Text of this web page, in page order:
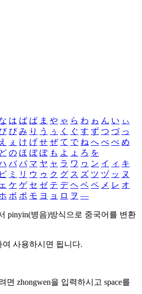
は ば ぱ ま や ゃ ら わ ゎ ん い ぃ
ぴ み り う ぅ く ぐ す ず つ づ っ
え ぇ け げ せ ぜ て で ね へ べ ぺ め
ど の ほ ぼ ぽ も よ ょ ろ を
バ パ マ ヤ ャ ラ ワ ヮ ン イ ィ キ
ピ ミ リ ウ ゥ ク グ ス ズ ツ ヅ ッ ヌ
ェ ケ ゲ セ ゼ テ デ ヘ ベ ペ メ レ オ
ボ ポ モ ヨ ョ ロ ヲ ―
pinyin(병음)방식으로 중국어를 변환
사용하시면 됩니다.
면 zhongwen을 입력하시고 space를